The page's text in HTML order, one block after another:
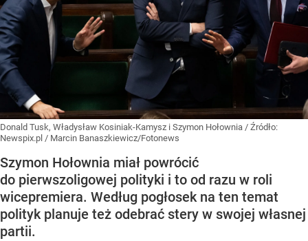
Donald Tusk, Władysław Kosiniak-Kamysz i Szymon Hołownia / Źródło:
Newspix.pl / Marcin Banaszkiewicz/Fotonews
Szymon Hołownia miał powrócić
do pierwszoligowej polityki i to od razu w roli
wicepremiera. Według pogłosek na ten temat
polityk planuje też odebrać stery w swojej własnej
partii.